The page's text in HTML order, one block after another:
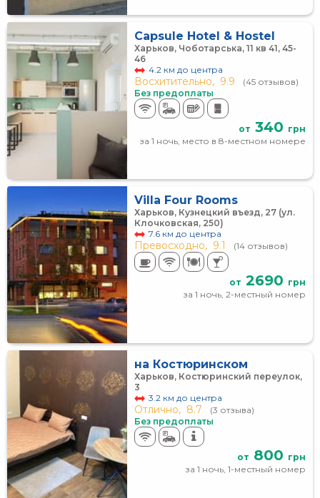
Capsule Hotel & Hostel
Харьков, Чоботарська, 11 кв 41, 45-
46
4.2 км до центра
Восхитительно, 9.9
(45 отзывов)
Без предоплаты
от 340 грн
за 1 ночь, место в 8-местном номере
Villa Four Rooms
Харьков, Кузнецкий въезд, 27 (ул.
Клочковская, 250)
7.6 км до центра
Превосходно, 9.1 (14 отзывов)
от 2690 грн
за 1 ночь, 2-местный номер
на Костюринском
Харьков, Костюринский переулок,
3
3.2 км до центра
Отлично, 8.7
(3 отзыва)
Без предоплаты
от 800 грн
за 1 ночь, 1-местный номер